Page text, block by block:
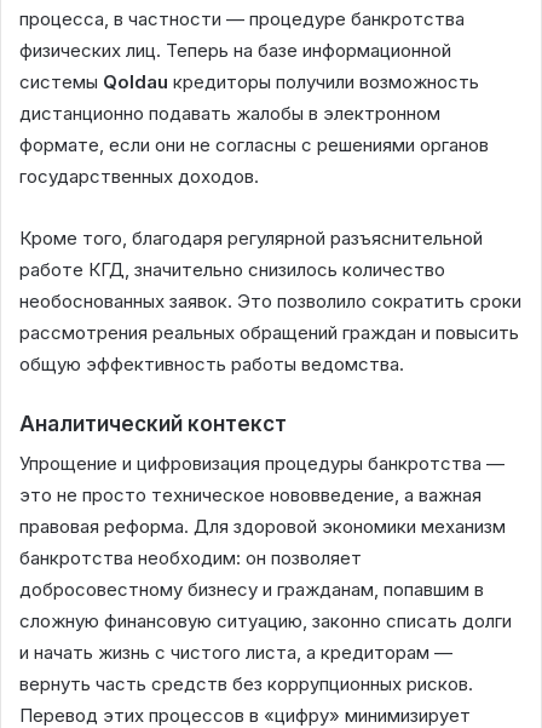
процесса, в частности — процедуре банкротства
физических лиц. Теперь на базе информационной
системы Qoldau кредиторы получили возможность
дистанционно подавать жалобы в электронном
формате, если они не согласны с решениями органов
государственных доходов.
Кроме того, благодаря регулярной разъяснительной
работе КГД, значительно снизилось количество
необоснованных заявок. Это позволило сократить сроки
рассмотрения реальных обращений граждан и повысить
общую эффективность работы ведомства.
Аналитический контекст
Упрощение и цифровизация процедуры банкротства —
это не просто техническое нововведение, а важная
правовая реформа. Для здоровой экономики механизм
банкротства необходим: он позволяет
добросовестному бизнесу и гражданам, попавшим в
сложную финансовую ситуацию, законно списать долги
и начать жизнь с чистого листа, а кредиторам —
вернуть часть средств без коррупционных рисков.
Перевод этих процессов в «цифру» минимизирует